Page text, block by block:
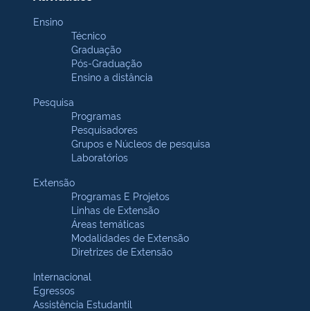
Ensino
Técnico
Graduação
Pós-Graduação
Ensino a distância
Pesquisa
Programas
Pesquisadores
Grupos e Núcleos de pesquisa
Laboratórios
Extensão
Programas E Projetos
Linhas de Extensão
Áreas temáticas
Modalidades de Extensão
Diretrizes de Extensão
Internacional
Egressos
Assistência Estudantil